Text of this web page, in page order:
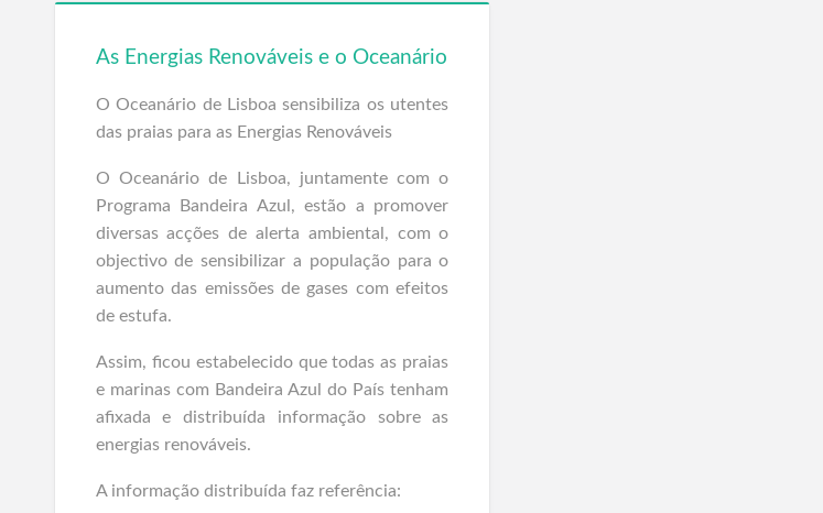
As Energias Renováveis e o Oceanário
O Oceanário de Lisboa sensibiliza os utentes
das praias para as Energias Renováveis
O Oceanário de Lisboa, juntamente com o
Programa Bandeira Azul, estão a promover
diversas acções de alerta ambiental, com o
objectivo de sensibilizar a população para o
aumento das emissões de gases com efeitos
de estufa.
Assim, ficou estabelecido que todas as praias
e marinas com Bandeira Azul do País tenham
afixada e distribuída informação sobre as
energias renováveis.
A informação distribuída faz referência: